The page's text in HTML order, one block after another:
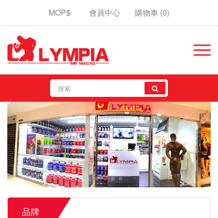
MOP$ 會員中心 購物車 (0)
品牌